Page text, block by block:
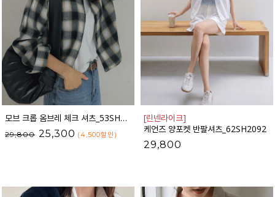
모브 크롭 옴브레 체크 셔츠_53SH797
29,800 25,300 (4,500할인 )
[린넨라이크]
케언즈 양포켓 반팔셔츠_62SH2092
29,800